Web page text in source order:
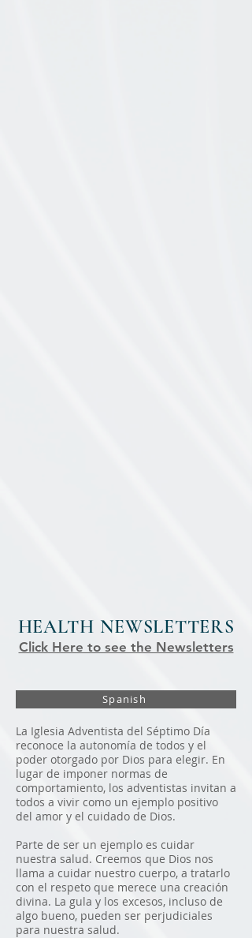
HEALTH NEWSLETTERS
Click Here to see the Newsletters
Spanish
La Iglesia Adventista del Séptimo Día
reconoce la autonomía de todos y el
poder otorgado por Dios para elegir. En
lugar de imponer normas de
comportamiento, los adventistas invitan a
todos a vivir como un ejemplo positivo
del amor y el cuidado de Dios.
Parte de ser un ejemplo es cuidar
nuestra salud. Creemos que Dios nos
llama a cuidar nuestro cuerpo, a tratarlo
con el respeto que merece una creación
divina. La gula y los excesos, incluso de
algo bueno, pueden ser perjudiciales
para nuestra salud.